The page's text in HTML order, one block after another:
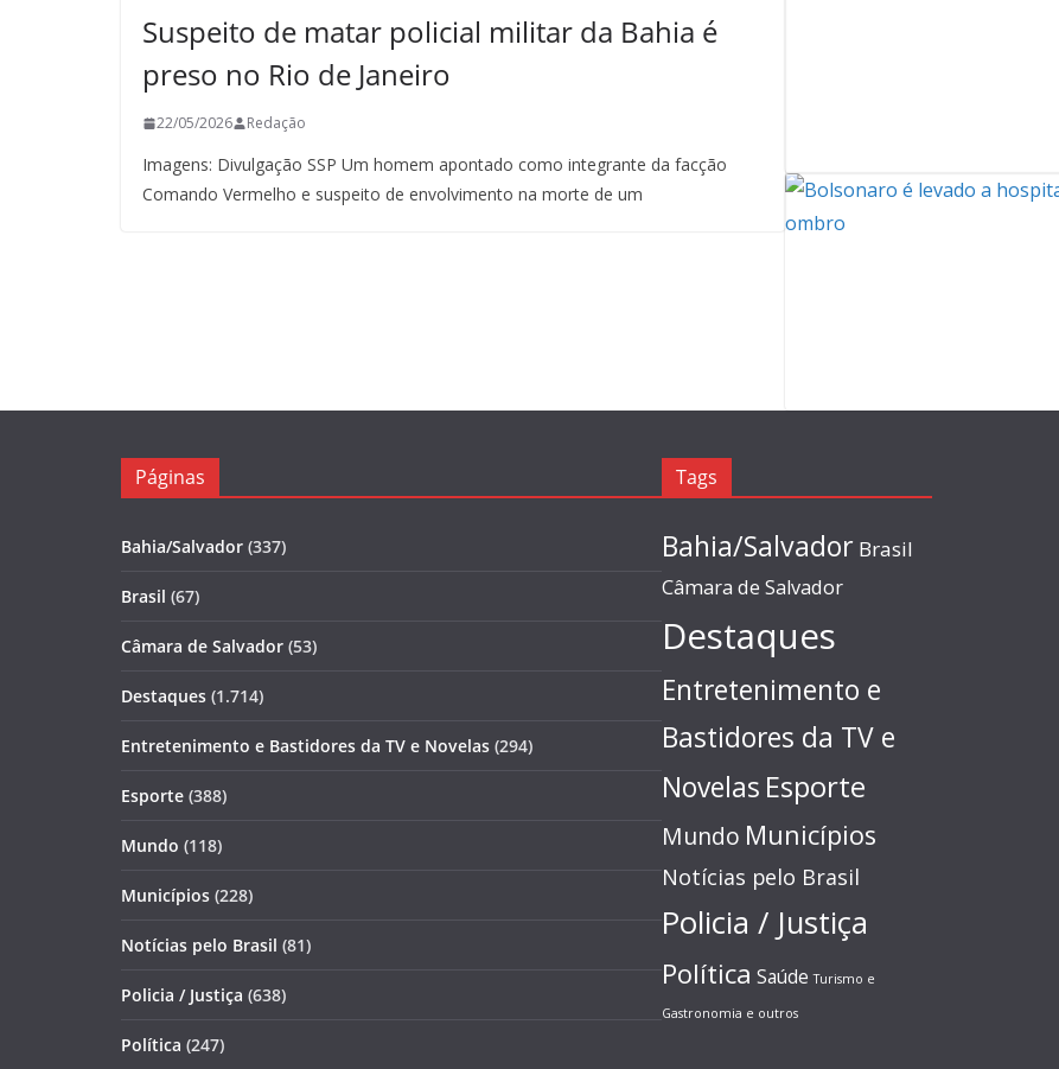
Suspeito de matar policial militar da Bahia é
preso no Rio de Janeiro
22/05/2026 Redação
Imagens: Divulgação SSP Um homem apontado como integrante da facção
Comando Vermelho e suspeito de envolvimento na morte de um
Páginas
Bahia/Salvador (337)
Brasil (67)
Câmara de Salvador (53)
Destaques (1.714)
Entretenimento e Bastidores da TV e Novelas (294)
Esporte (388)
Mundo (118)
Municípios (228)
Notícias pelo Brasil (81)
Policia / Justiça (638)
Política (247)
Tags
Bahia/Salvador Brasil
Câmara de Salvador
Destaques
Entretenimento e
Bastidores da TV e
Novelas Esporte
Mundo Municípios
Notícias pelo Brasil
Policia / Justiça
Política Saúde Turismo e
Gastronomia e outros